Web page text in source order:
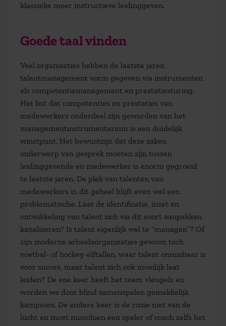
klassieke meer instructieve leidinggeven.
Goede taal vinden
Veel organisaties hebben de laatste jaren
talentmanagement vorm gegeven via instrumenten
als competentiemanagement en prestatiesturing.
Het feit dat competenties en prestaties van
medewerkers onderdeel zijn geworden van het
managementinstrumentarium is een duidelijk
winstpunt. Het bewustzijn dat deze zaken
onderwerp van gesprek moeten zijn tussen
leidinggevende en medewerker is enorm gegroeid
te laatste jaren. De plek van talenten van
medewerkers in dit geheel blijft even wel een
problematische. Laat de identificatie, inzet en
ontwikkeling van talent zich via dit soort aanpakken
kanaliseren? Is talent eigenlijk wel te “managen”? Of
zijn moderne arbeidsorganisaties gewoon toch
voetbal- of hockey-elftallen, waar talent onmisbaar is
voor succes, maar talent zich ook moeilijk laat
leiden? De ene keer heeft het team vleugels en
worden we door blind samenspelen gemakkelijk
kampioen. De andere keer is de ruzie niet van de
lucht en moet misschien een speler of coach zelfs het